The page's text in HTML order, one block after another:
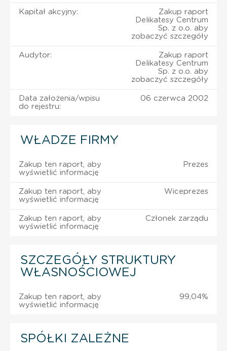
Kapitał akcyjny:
Zakup raport
Delikatesy Centrum
Sp. z o.o. aby
zobaczyć szczegóły
Audytor:
Zakup raport
Delikatesy Centrum
Sp. z o.o. aby
zobaczyć szczegóły
Data założenia/wpisu
do rejestru:
06 czerwca 2002
WŁADZE FIRMY
Zakup ten raport, aby
wyświetlić informację
Prezes
Zakup ten raport, aby
wyświetlić informację
Wiceprezes
Zakup ten raport, aby
wyświetlić informację
Członek zarządu
SZCZEGÓŁY STRUKTURY
WŁASNOŚCIOWEJ
Zakup ten raport, aby
wyświetlić informację
99,04%
SPÓŁKI ZALEŻNE